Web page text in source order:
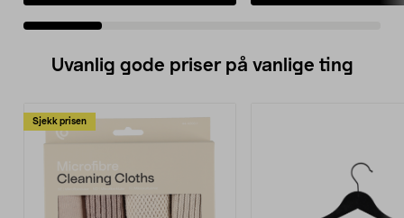
Uvanlig gode priser på vanlige ting
Sjekk prisen